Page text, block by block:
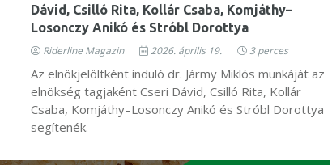
Dávid, Csilló Rita, Kollár Csaba, Komjáthy–
Losonczy Anikó és Stróbl Dorottya
Riderline Magazin 2026. április 19. 3 perces
Az elnökjelöltként induló dr. Jármy Miklós munkáját az
elnökség tagjaként Cseri Dávid, Csilló Rita, Kollár
Csaba, Komjáthy–Losonczy Anikó és Stróbl Dorottya
segítenék.